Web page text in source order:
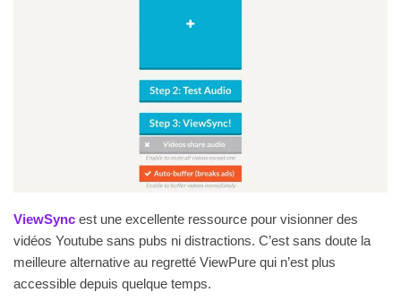
ViewSync est une excellente ressource pour visionner des
vidéos Youtube sans pubs ni distractions. C’est sans doute la
meilleure alternative au regretté ViewPure qui n’est plus
accessible depuis quelque temps.